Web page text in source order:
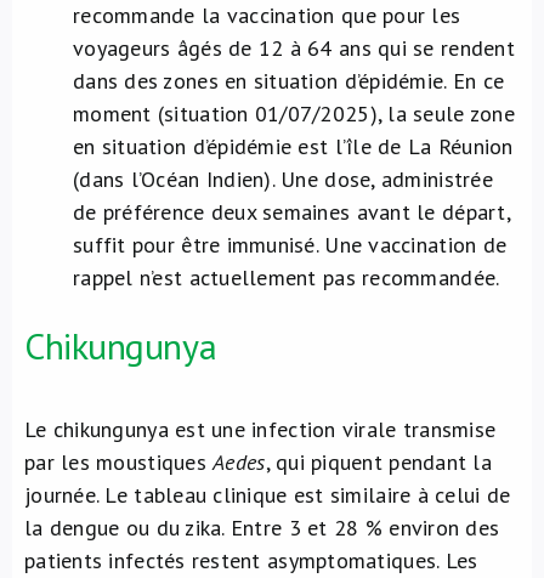
recommande la vaccination que pour les
voyageurs âgés de 12 à 64 ans qui se rendent
dans des zones en situation d’épidémie. En ce
moment (situation 01/07/2025), la seule zone
en situation d’épidémie est l’île de La Réunion
(dans l’Océan Indien). Une dose, administrée
de préférence deux semaines avant le départ,
suffit pour être immunisé. Une vaccination de
rappel n’est actuellement pas recommandée.
Chikungunya
Le chikungunya est une infection virale transmise
par les moustiquesAedes, qui piquent pendant la
journée. Le tableau clinique est similaire à celui de
la dengue ou du zika. Entre 3 et 28 % environ des
patients infectés restent asymptomatiques. Les